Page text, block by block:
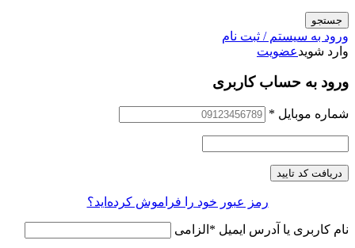
جستجو
ورود به سیستم / ثبت نام
وارد شویدعضویت
ورود به حساب کاربری
شماره موبایل *
دریافت کد تایید
رمز عبور خود را فراموش کرده‌اید؟
نام کاربری یا آدرس ایمیل * الزامی